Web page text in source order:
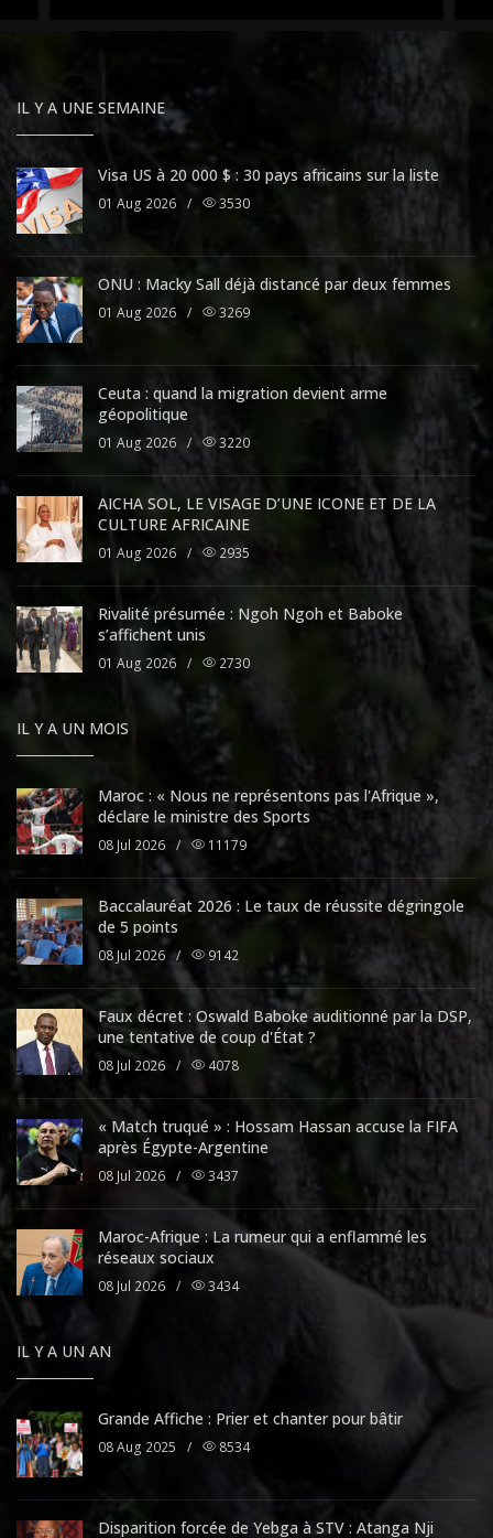
IL Y A UNE SEMAINE
Visa US à 20 000 $ : 30 pays africains sur la liste
01 Aug 2026 / 3530
ONU : Macky Sall déjà distancé par deux femmes
01 Aug 2026 / 3269
Ceuta : quand la migration devient arme
géopolitique
01 Aug 2026 / 3220
AICHA SOL, LE VISAGE D’UNE ICONE ET DE LA
CULTURE AFRICAINE
01 Aug 2026 / 2935
Rivalité présumée : Ngoh Ngoh et Baboke
s’affichent unis
01 Aug 2026 / 2730
IL Y A UN MOIS
Maroc : « Nous ne représentons pas l'Afrique »,
déclare le ministre des Sports
08 Jul 2026 / 11179
Baccalauréat 2026 : Le taux de réussite dégringole
de 5 points
08 Jul 2026 / 9142
Faux décret : Oswald Baboke auditionné par la DSP,
une tentative de coup d'État ?
08 Jul 2026 / 4078
« Match truqué » : Hossam Hassan accuse la FIFA
après Égypte-Argentine
08 Jul 2026 / 3437
Maroc-Afrique : La rumeur qui a enflammé les
réseaux sociaux
08 Jul 2026 / 3434
IL Y A UN AN
Grande Affiche : Prier et chanter pour bâtir
08 Aug 2025 / 8534
Disparition forcée de Yebga à STV : Atanga Nji